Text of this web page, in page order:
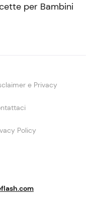
per Bambini
e Privacy
Policy